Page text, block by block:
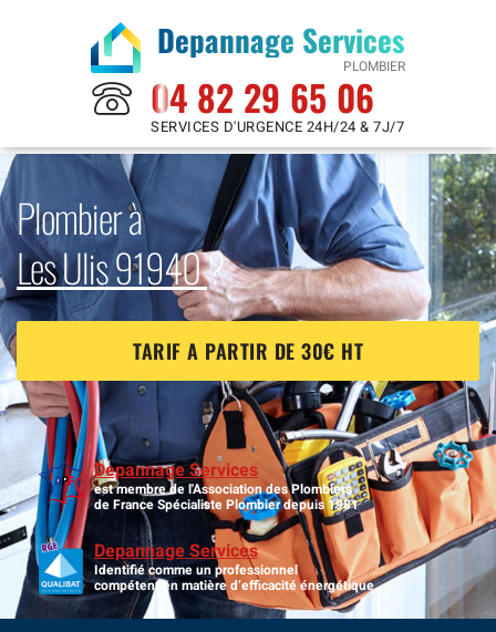
Depannage Services
PLOMBIER
04 82 29 65 06
SERVICES D'URGENCE 24H/24 & 7J/7
Plombier à
Les Ulis 91940?
TARIF A PARTIR DE 30€ HT
Depannage Services
est membre de l'Association des Plombiers
de France Spécialiste Plombier depuis 1981
Depannage Services
Identifié comme un professionnel
compétent en matière d’efficacité énergétique.